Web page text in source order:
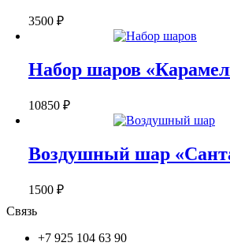
3500 ₽
Набор шаров
10850 ₽
Воздушный шар
1500 ₽
Связь
+7 925 104 63 90